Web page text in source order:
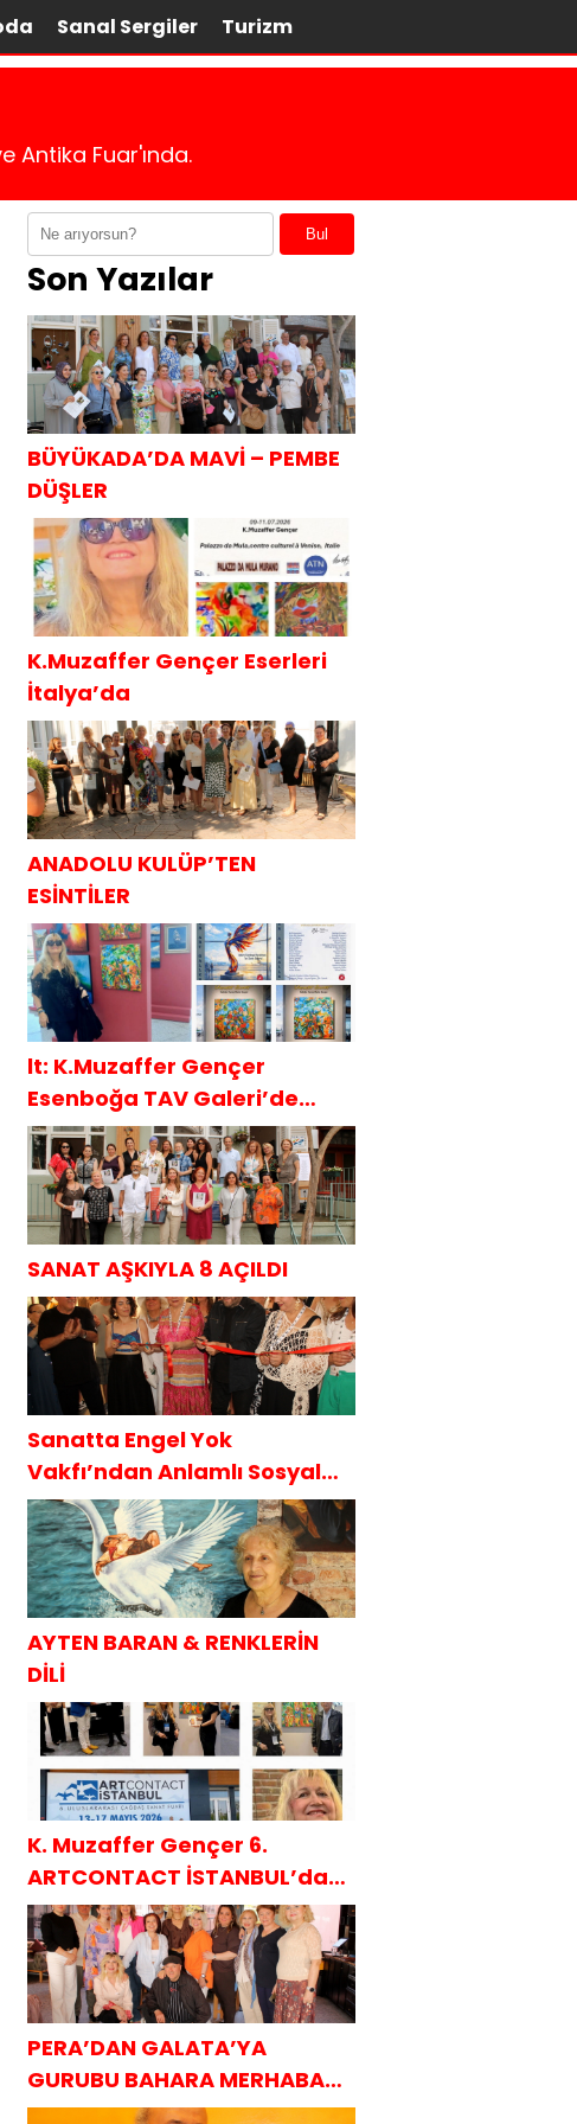
Sanal Sergiler Turizm
Antika Fuar'ında.
Bul
Son Yazılar
BÜYÜKADA’DA MAVİ – PEMBE
DÜŞLER
K.Muzaffer Gençer Eserleri
İtalya’da
ANADOLU KULÜP’TEN
ESİNTİLER
lt: K.Muzaffer Gençer
Esenboğa TAV Galeri’de
SAKÜDER İle
SANAT AŞKIYLA 8 AÇILDI
Sanatta Engel Yok
Vakfı’ndan Anlamlı Sosyal
Sorumluluk Projesi
AYTEN BARAN & RENKLERİN
DİLİ
K. Muzaffer Gençer 6.
ARTCONTACT İSTANBUL’da
SAKÜDER ile
PERA’DAN GALATA’YA
GURUBU BAHARA MERHABA
KAHVALTISI